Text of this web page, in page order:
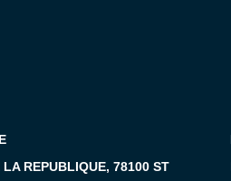
LA REPUBLIQUE, 78100 ST